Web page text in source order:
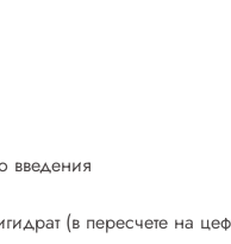
введения
(в пересчете на